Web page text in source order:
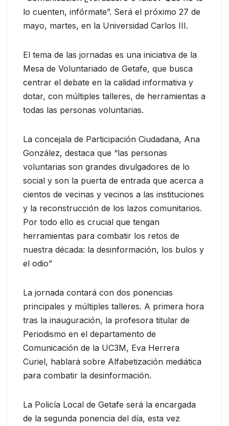
lo cuenten, infórmate”. Será el próximo 27 de
mayo, martes, en la Universidad Carlos III.
El tema de las jornadas es una iniciativa de la
Mesa de Voluntariado de Getafe, que busca
centrar el debate en la calidad informativa y
dotar, con múltiples talleres, de herramientas a
todas las personas voluntarias.
La concejala de Participación Ciudadana, Ana
González, destaca que “las personas
voluntarias son grandes divulgadores de lo
social y son la puerta de entrada que acerca a
cientos de vecinas y vecinos a las instituciones
y la reconstrucción de los lazos comunitarios.
Por todo ello es crucial que tengan
herramientas para combatir los retos de
nuestra década: la desinformación, los bulos y
el odio”
La jornada contará con dos ponencias
principales y múltiples talleres. A primera hora
tras la inauguración, la profesora titular de
Periodismo en el departamento de
Comunicación de la UC3M, Eva Herrera
Curiel, hablará sobre Alfabetización mediática
para combatir la desinformación.
La Policía Local de Getafe será la encargada
de la segunda ponencia del día, esta vez